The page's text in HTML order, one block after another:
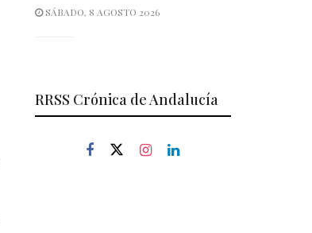
SÁBADO, 8 AGOSTO 2026
RRSS Crónica de Andalucía